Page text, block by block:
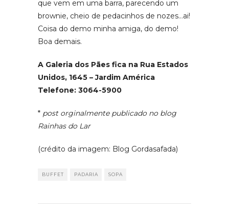
que vem em uma barra, parecendo um
brownie, cheio de pedacinhos de nozes…ai!
Coisa do demo minha amiga, do demo!
Boa demais.
A Galeria dos Pães fica na Rua Estados
Unidos, 1645 – Jardim América
Telefone: 3064-5900
* post orginalmente publicado no blog
Rainhas do Lar
(crédito da imagem: Blog Gordasafada)
BUFFET PADARIA SOPA